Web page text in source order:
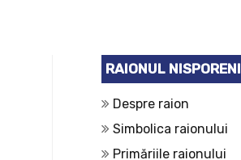
RAIONUL NISPORENI
Despre raion
Simbolica raionului
Primăriile raionului